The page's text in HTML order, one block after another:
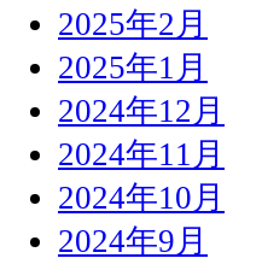
2025年2月
2025年1月
2024年12月
2024年11月
2024年10月
2024年9月